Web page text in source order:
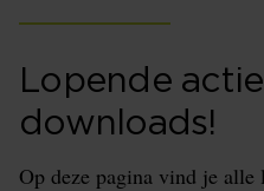
Lopende
downloads!
Op deze pagina vind je alle